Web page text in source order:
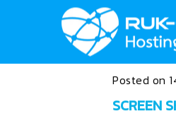
Posted on
SCREEN